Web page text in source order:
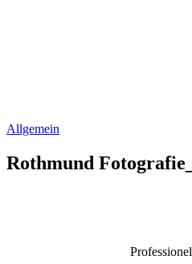
Allgemein
Rothmund